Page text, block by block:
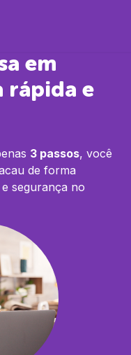
em
rápida e
3 passos, você
de forma
segurança no